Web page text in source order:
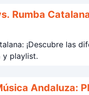
Rumba
¡Descubre las
y playlist.
Andaluza: